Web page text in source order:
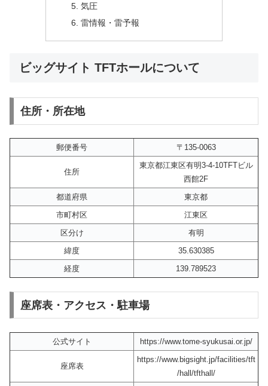
気圧
雷情報・雷予報
ビッグサイト TFTホールについて
住所・所在地
郵便番号 〒135-0063
住所
東京都江東区有明3-4-10TFTビル
西館2F
都道府県
東京都
市町村区
江東区
区分け
有明
緯度
35.630385
経度
139.789523
座席表・アクセス・駐車場
公式サイト https://www.tome-syukusai.or.jp/
座席表
https://www.bigsight.jp/facilities/tft
/hall/tfthall/